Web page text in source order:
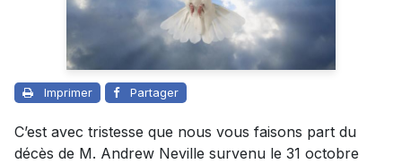
Imprimer Partager
C’est avec tristesse que nous vous faisons part du
décès de M. Andrew Neville survenu le 31 octobre